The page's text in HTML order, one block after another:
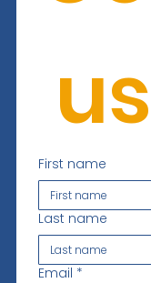
us
First name
Last name
Email *